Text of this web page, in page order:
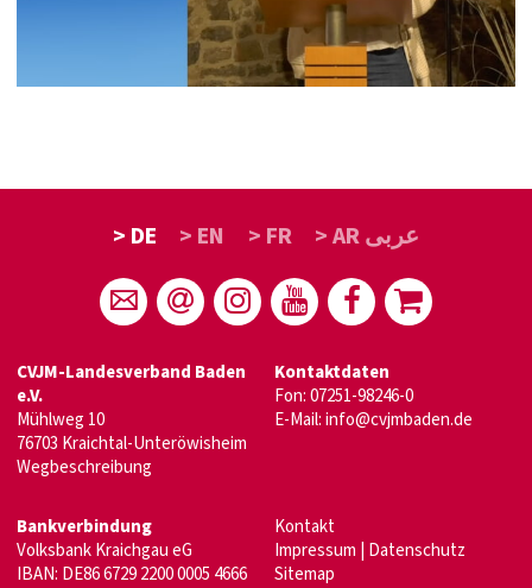
> DE > EN > FR > AR عربى
CVJM-Landesverband Baden
e.V.
Mühlweg 10
76703 Kraichtal-Unteröwisheim
Wegbeschreibung
Kontaktdaten
Fon: 07251-98246-0
E-Mail:info@cvjmbaden.de
Bankverbindung
Volksbank Kraichgau eG
IBAN: DE86 6729 2200 0005 4666
Kontakt
Impressum Datenschutz
Sitemap